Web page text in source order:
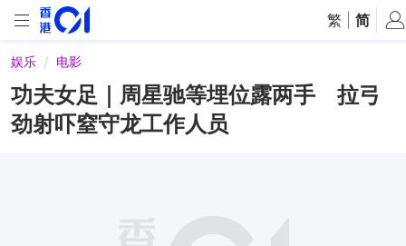
繁 简
娱乐 电影
功夫女足｜周星驰等埋位露两手 拉弓
劲射吓窒守龙工作人员